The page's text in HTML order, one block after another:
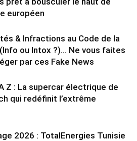
européen
& Infractions au Code de la
ou Intox ?)… Ne vous faites
par ces Fake News
Z : La supercar électrique de
qui redéfinit l’extrême
2026 : TotalEnergies Tunisie